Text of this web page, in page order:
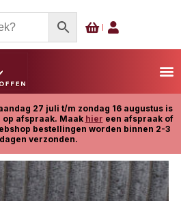
27 juli t/m zondag 16 augustus is
op afspraak. Maak hier een afspraak of
bestellingen worden binnen 2-3
verzonden.